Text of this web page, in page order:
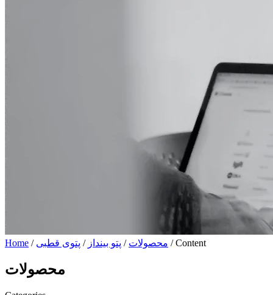
Home / محصولات / پتو بینداز / پتوی قطبی / Content
محصولات